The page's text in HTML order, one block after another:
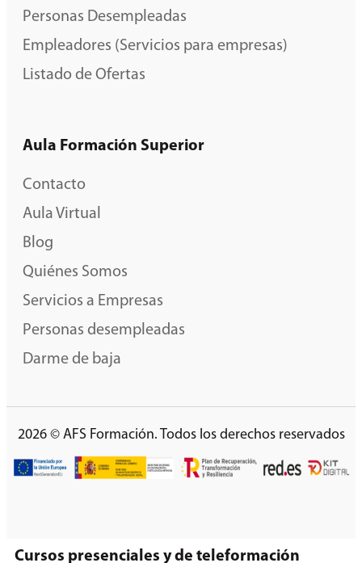
Personas Desempleadas
Empleadores (Servicios para empresas)
Listado de Ofertas
Aula Formación Superior
Contacto
Aula Virtual
Blog
Quiénes Somos
Servicios a Empresas
Personas desempleadas
Darme de baja
2026 © AFS Formación. Todos los derechos reservados
Cursos presenciales y de teleformación